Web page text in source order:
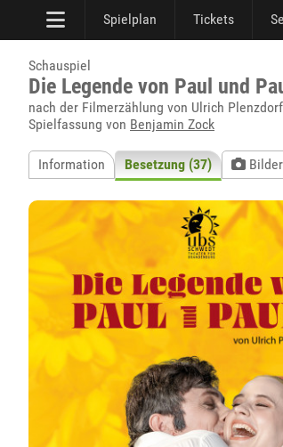
Spielplan Tickets
Schauspiel
Die Legende von Paul und
nach der Filmerzählung von Ulrich Plenzdorf
Spielfassung von Benjamin Zock
Information Besetzung (37)